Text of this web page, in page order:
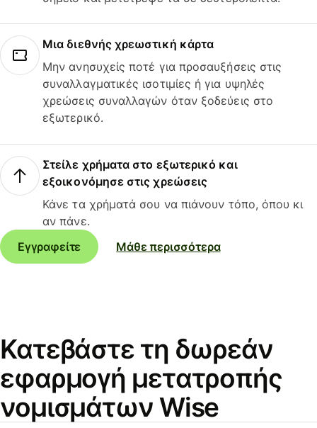
Μια διεθνής χρεωστική κάρτα
Μην ανησυχείς ποτέ για προσαυξήσεις στις
συναλλαγματικές ισοτιμίες ή για υψηλές
χρεώσεις συναλλαγών όταν ξοδεύεις στο
εξωτερικό.
Στείλε χρήματα στο εξωτερικό και
εξοικονόμησε στις χρεώσεις
Κάνε τα χρήματά σου να πιάνουν τόπο, όπου κι
αν πάνε.
Εγγραφείτε
Μάθε περισσότερα
Κατεβάστε τη δωρεάν
εφαρμογή μετατροπής
νομισμάτων Wise